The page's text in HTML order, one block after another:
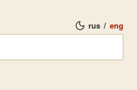
rus / eng